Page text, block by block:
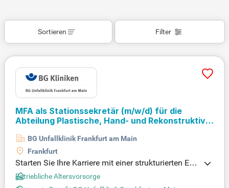
Filter
Sortieren
MFA als Stationssekretär (m/w/d) für die
Abteilung Plastische, Hand- und Rekonstruktive
BG Unfallklinik Frankfurt am Main
Frankfurt
Starten Sie Ihre Karriere mit einer strukturierten Ein
arbeitung und regelmäßigen Feedback-Gespräche
n. Vereinbaren Sie Beruf und Privatleben mühelos
Betriebliche Altersvorsorge